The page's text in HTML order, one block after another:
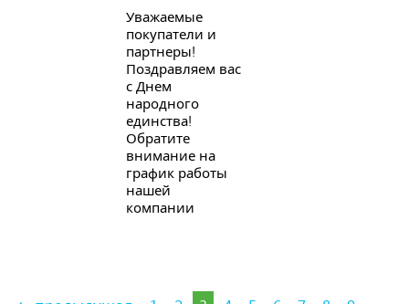
Уважаемые
покупатели и
партнеры!
Поздравляем вас
с Днем
народного
единства!
Обратите
внимание на
график работы
нашей
компании